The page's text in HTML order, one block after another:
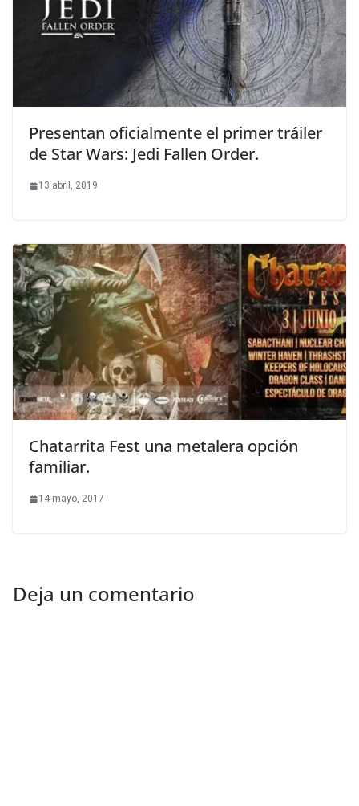
Presentan oficialmente el primer tráiler
de Star Wars: Jedi Fallen Order.
13 abril, 2019
Chatarrita Fest una metalera opción
familiar.
14 mayo, 2017
Deja un comentario